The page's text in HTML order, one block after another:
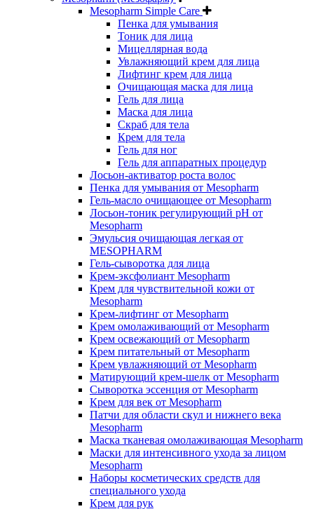
Mesopharm Simple Care
Пенка для умывания
Тоник для лица
Мицеллярная вода
Увлажняющий крем для лица
Лифтинг крем для лица
Очищающая маска для лица
Гель для лица
Маска для лица
Скраб для тела
Крем для тела
Гель для ног
Гель для аппаратных процедур
Лосьон-активатор роста волос
Пенка для умывания от Mesopharm
Гель-масло очищающее от Mesopharm
Лосьон-тоник регулирующий рН от
Mesopharm
Эмульсия очищающая легкая от
MESOPHARM
Гель-сыворотка для лица
Крем-эксфолиант Mesopharm
Крем для чувствительной кожи от
Mesopharm
Крем-лифтинг от Mesopharm
Крем омолаживающий от Mesopharm
Крем освежающий от Mesopharm
Крем питательный от Mesopharm
Крем увлажняющий от Mesopharm
Матирующий крем-шелк от Mesopharm
Сыворотка эссенция от Mesopharm
Крем для век от Mesopharm
Патчи для области скул и нижнего века
Mesopharm
Маска тканевая омолаживающая Mesopharm
Маски для интенсивного ухода за лицом
Mesopharm
Наборы косметических средств для
специального ухода
Крем для рук